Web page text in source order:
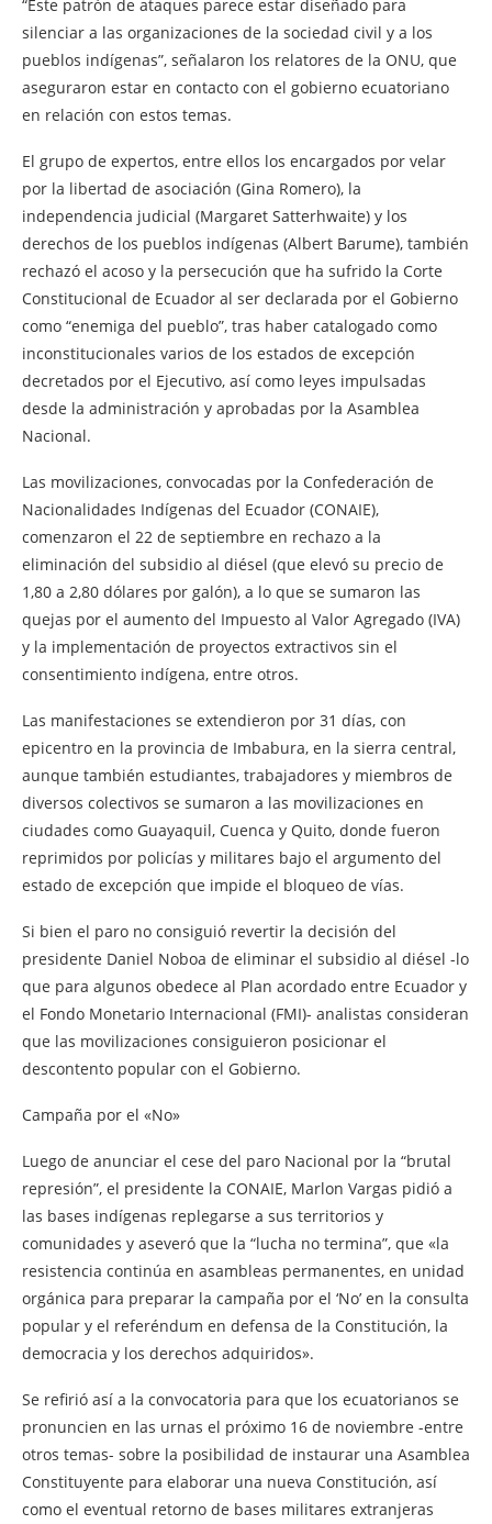
“Este patrón de ataques parece estar diseñado para
silenciar a las organizaciones de la sociedad civil y a los
pueblos indígenas”, señalaron los relatores de la ONU, que
aseguraron estar en contacto con el gobierno ecuatoriano
en relación con estos temas.
El grupo de expertos, entre ellos los encargados por velar
por la libertad de asociación (Gina Romero), la
independencia judicial (Margaret Satterhwaite) y los
derechos de los pueblos indígenas (Albert Barume), también
rechazó el acoso y la persecución que ha sufrido la Corte
Constitucional de Ecuador al ser declarada por el Gobierno
como “enemiga del pueblo”, tras haber catalogado como
inconstitucionales varios de los estados de excepción
decretados por el Ejecutivo, así como leyes impulsadas
desde la administración y aprobadas por la Asamblea
Nacional.
Las movilizaciones, convocadas por la Confederación de
Nacionalidades Indígenas del Ecuador (CONAIE),
comenzaron el 22 de septiembre en rechazo a la
eliminación del subsidio al diésel (que elevó su precio de
1,80 a 2,80 dólares por galón), a lo que se sumaron las
quejas por el aumento del Impuesto al Valor Agregado (IVA)
y la implementación de proyectos extractivos sin el
consentimiento indígena, entre otros.
Las manifestaciones se extendieron por 31 días, con
epicentro en la provincia de Imbabura, en la sierra central,
aunque también estudiantes, trabajadores y miembros de
diversos colectivos se sumaron a las movilizaciones en
ciudades como Guayaquil, Cuenca y Quito, donde fueron
reprimidos por policías y militares bajo el argumento del
estado de excepción que impide el bloqueo de vías.
Si bien el paro no consiguió revertir la decisión del
presidente Daniel Noboa de eliminar el subsidio al diésel -lo
que para algunos obedece al Plan acordado entre Ecuador y
el Fondo Monetario Internacional (FMI)- analistas consideran
que las movilizaciones consiguieron posicionar el
descontento popular con el Gobierno.
Campaña por el «No»
Luego de anunciar el cese del paro Nacional por la “brutal
represión”, el presidente la CONAIE, Marlon Vargas pidió a
las bases indígenas replegarse a sus territorios y
comunidades y aseveró que la “lucha no termina”, que «la
resistencia continúa en asambleas permanentes, en unidad
orgánica para preparar la campaña por el ‘No’ en la consulta
popular y el referéndum en defensa de la Constitución, la
democracia y los derechos adquiridos».
Se refirió así a la convocatoria para que los ecuatorianos se
pronuncien en las urnas el próximo 16 de noviembre -entre
otros temas- sobre la posibilidad de instaurar una Asamblea
Constituyente para elaborar una nueva Constitución, así
como el eventual retorno de bases militares extranjeras